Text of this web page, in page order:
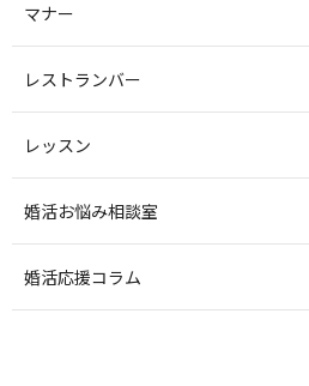
マナー
レストランバー
レッスン
婚活お悩み相談室
婚活応援コラム